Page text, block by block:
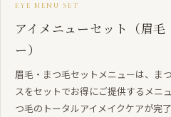
EYE MENU SET
アイメニューセット（眉
ー）
眉毛・まつ毛セットメニューは、ま
スをセットでお得にご提供するメニ
つ毛のトータルアイメイクケアが完